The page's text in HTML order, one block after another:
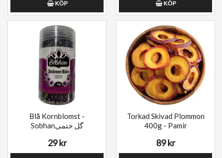
KÖP KÖP
Blå Kornblomst -
Sobhanگل ختمی
29 kr
Torkad Skivad Plommon
400g - Pamir
89 kr